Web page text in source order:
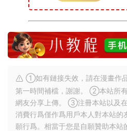
①如有鏈接失效，請在漫畫作
第一時間補檔，謝謝。 ②本站所
網友分享上傳。 ③注冊本站以及
消費行爲僅作爲用戶本人對本站的
願行爲。相當于您是自願贊助本站